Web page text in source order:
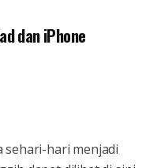
dan iPhone
sehari-hari menjadi